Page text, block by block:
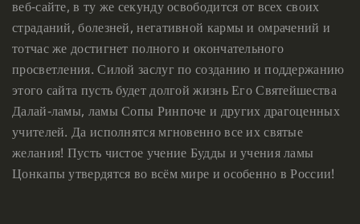
веб-сайте, в ту же секунду освободится от всех своих
страданий, болезней, негативной кармы и омрачений и
тотчас же достигнет полного и окончательного
просветления. Силой заслуг по созданию и поддержанию
этого сайта пусть будет долгой жизнь Его Святейшества
Далай-ламы, ламы Сопы Ринпоче и других драгоценных
учителей. Да исполнятся мгновенно все их святые
желания! Пусть чистое учение Будды и учения ламы
Цонкапы утвердятся во всём мире и особенно в России!